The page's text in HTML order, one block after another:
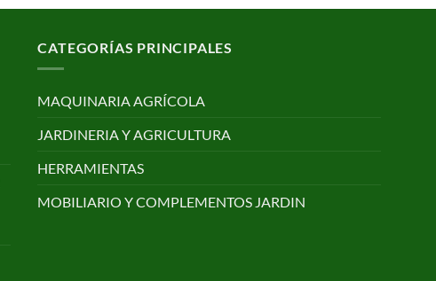
CATEGORÍAS PRINCIPALES
MAQUINARIA AGRÍCOLA
JARDINERIA Y AGRICULTURA
HERRAMIENTAS
MOBILIARIO Y COMPLEMENTOS JARDIN